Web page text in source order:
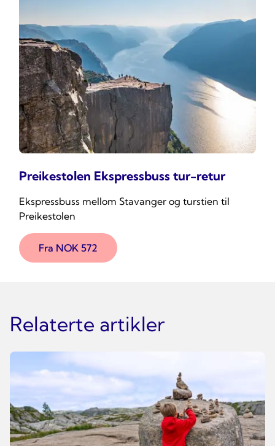
Preikestolen Ekspressbuss tur-retur
Ekspressbuss mellom Stavanger og turstien til
Preikestolen
Fra NOK 572
Relaterte artikler